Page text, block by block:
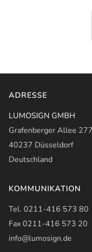
ADRESSE
LUMOSIGN GMBH
Grafenberger Allee
40237 Düsseldorf
Deutschland
KOMMUNIKATION
Tel. 0211-416 573 80
Fax 0211-416 573 20
info@lumosign.de